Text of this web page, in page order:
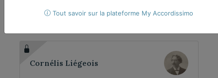
compositeur​
Cornélis Liégeois
Tout savoir sur la plateforme My Accordissimo